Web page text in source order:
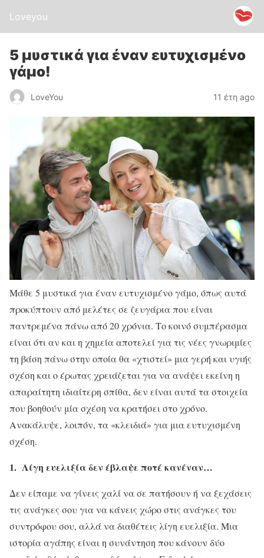
Loveyou
5 μυστικά για έναν ευτυχισμένο
γάμο!
LoveYou 11 έτη ago
Μάθε 5 μυστικά για έναν ευτυχισμένο γάμο, όπως αυτά
προκύπτουν από μελέτες σε ζευγάρια που είναι
παντρεμένα πάνω από 20 χρόνια. Το κοινό συμπέρασμα
είναι ότι αν και η χημεία αποτελεί για τις νέες γνωριμίες
τη βάση πάνω στην οποία θα «χτιστεί» μια γερή και υγιής
σχέση και ο έρωτας χρειάζεται για να ανάψει εκείνη η
απαραίτητη ιδιαίτερη σπίθα, δεν είναι αυτά τα στοιχεία
που βοηθούν μία σχέση να κρατήσει στο χρόνο.
Ανακάλυψε, λοιπόν, τα «κλειδιά» για μια ευτυχισμένη
σχέση.
1. Λίγη ευελιξία δεν έβλαψε ποτέ κανέναν…
Δεν είπαμε να γίνεις χαλί να σε πατήσουν ή να ξεχάσεις
τις ανάγκες σου για να κάνεις χώρο στις ανάγκες του
συντρόφου σου, αλλά να διαθέτεις λίγη ευελιξία. Μια
ιστορία αγάπης είναι η συνάντηση που κάνουν δύο